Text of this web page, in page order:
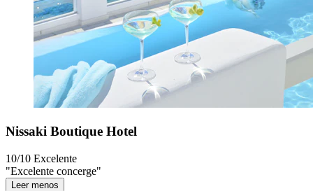
Nissaki Boutique Hotel
10/10 Excelente
"Excelente concerge"
Leer menos